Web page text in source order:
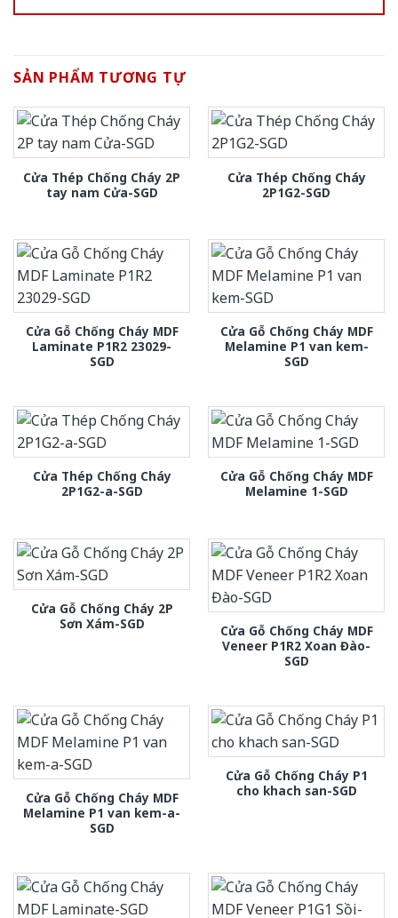
SẢN PHẨM TƯƠNG TỰ
Cửa Thép Chống Cháy 2P
tay nam Cửa-SGD
Cửa Thép Chống Cháy
2P1G2-SGD
Cửa Gỗ Chống Cháy MDF
Laminate P1R2 23029-
SGD
Cửa Gỗ Chống Cháy MDF
Melamine P1 van kem-
SGD
Cửa Thép Chống Cháy
2P1G2-a-SGD
Cửa Gỗ Chống Cháy MDF
Melamine 1-SGD
Cửa Gỗ Chống Cháy 2P
Sơn Xám-SGD
Cửa Gỗ Chống Cháy MDF
Veneer P1R2 Xoan Đào-
SGD
Cửa Gỗ Chống Cháy MDF
Melamine P1 van kem-a-
SGD
Cửa Gỗ Chống Cháy P1
cho khach san-SGD